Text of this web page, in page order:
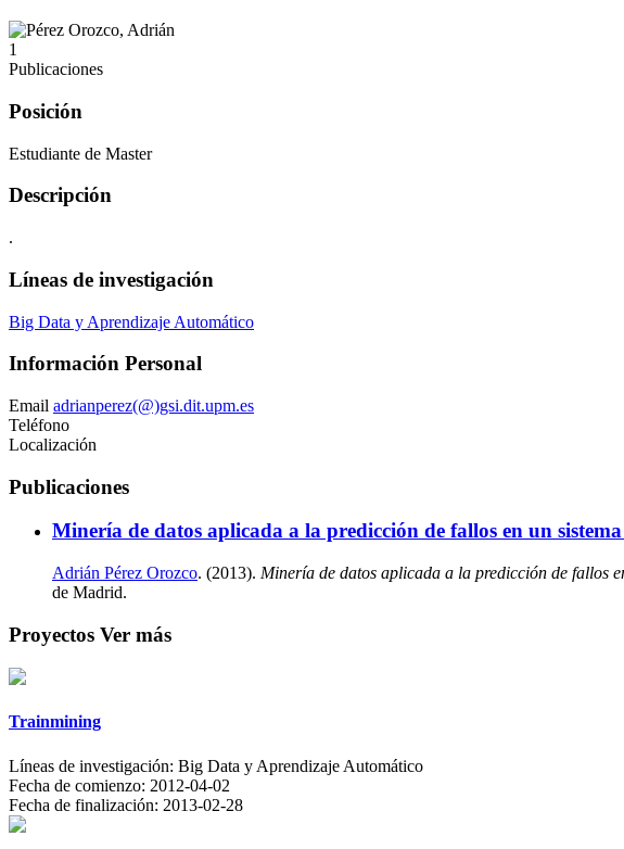
1
Publicaciones
Posición
Estudiante de Master
Descripción
.
Líneas de investigación
Big Data y Aprendizaje Automático
Información Personal
Email adrianperez(@)gsi.dit.upm.es
Teléfono
Localización
Publicaciones
Minería de datos aplicada a la predicción de fallos en un
Adrián Pérez Orozco. (2013). Minería de datos aplicada a la predicción de fallos
de Madrid.
Proyectos Ver más
Trainmining
Líneas de investigación: Big Data y Aprendizaje Automático
Fecha de comienzo: 2012-04-02
Fecha de finalización: 2013-02-28